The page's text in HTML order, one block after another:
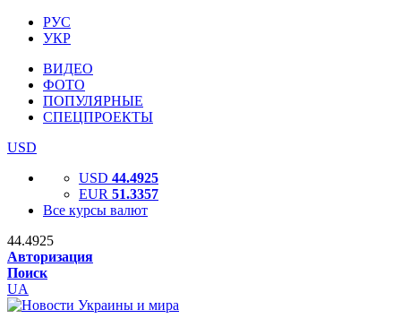
РУС
УКР
ВИДЕО
ФОТО
ПОПУЛЯРНЫЕ
СПЕЦПРОЕКТЫ
USD
USD 44.4925
EUR 51.3357
Все курсы валют
44.4925
Авторизация
Поиск
UA